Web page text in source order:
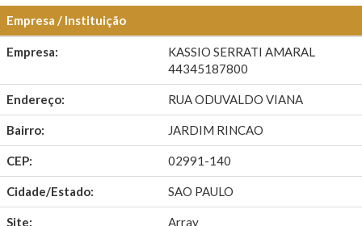
Empresa / Instituição
Empresa:
KASSIO SERRATI AMARAL
44345187800
Endereço: RUA ODUVALDO VIANA
Bairro: JARDIM RINCAO
CEP: 02991-140
Cidade/Estado: SAO PAULO
Site: Array